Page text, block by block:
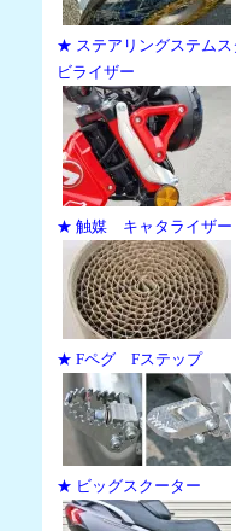
★ ステアリングステムス
ビライザー
★ 触媒 キャタライザー
★ Fペグ Fステップ
★ ビッグスクーター